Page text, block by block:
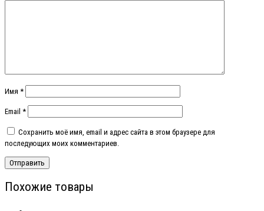
Имя *
Email *
Сохранить моё имя, email и адрес сайта в этом браузере для
последующих моих комментариев.
Похожие товары